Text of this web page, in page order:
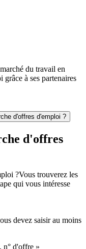
du travail en
à ses partenaires
d'offres d'emploi ?
d'offres
?Vous trouverez les
qui vous intéresse
devez saisir au moins
n° d'offre »